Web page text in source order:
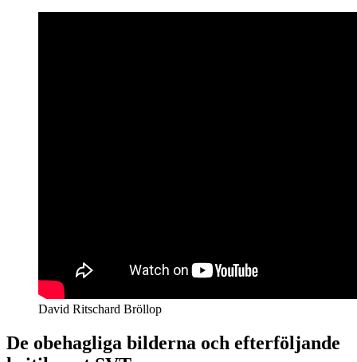
David Ritschard Bröllop
De obehagliga bilderna och efterföljande